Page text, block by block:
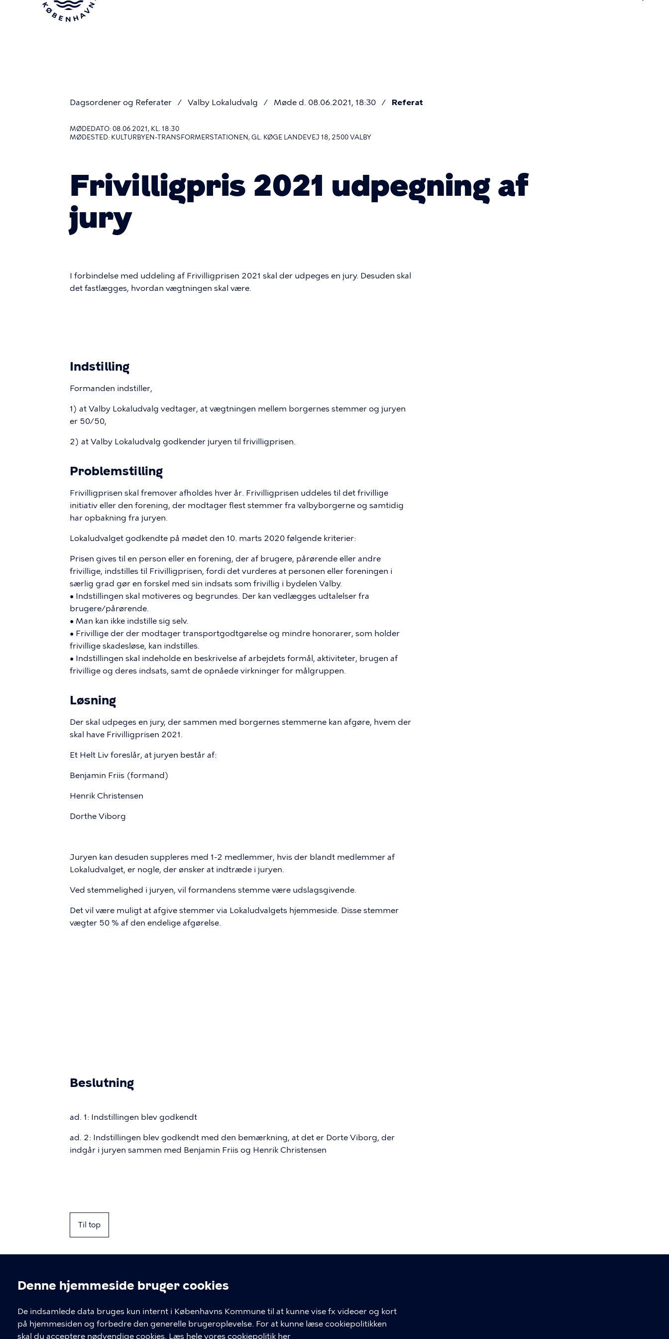
Cookieindstillinger
Denne hjemmeside bruger cookies
De indsamlede data bruges kun internt i Københavns Kommune til at kunne vise fx videoer og kort
på hjemmesiden og forbedre den generelle brugeroplevelse. For at kunne læse cookiepolitikken
skal du acceptere nødvendige cookies. Læs hele vores cookiepolitik her
Dagsordener og Referater Valby Lokaludvalg Møde d. 08.06.2021, 18:30 Referat
MØDEDATO: 08.06.2021, KL. 18:30
MØDESTED: KULTURBYEN-TRANSFORMERSTATIONEN, GL. KØGE LANDEVEJ 18, 2500 VALBY
Frivilligpris 2021 udpegning af
jury
I forbindelse med uddeling af Frivilligprisen 2021 skal der udpeges en jury. Desuden skal
det fastlægges, hvordan vægtningen skal være.
Indstilling
Formanden indstiller,
1) at Valby Lokaludvalg vedtager, at vægtningen mellem borgernes stemmer og juryen
er 50/50,
2) at Valby Lokaludvalg godkender juryen til frivilligprisen.
Problemstilling
Frivilligprisen skal fremover afholdes hver år. Frivilligprisen uddeles til det frivillige
initiativ eller den forening, der modtager flest stemmer fra valbyborgerne og samtidig
har opbakning fra juryen.
Lokaludvalget godkendte på mødet den 10. marts 2020 følgende kriterier:
Prisen gives til en person eller en forening, der af brugere, pårørende eller andre
frivillige, indstilles til Frivilligprisen, fordi det vurderes at personen eller foreningen i
særlig grad gør en forskel med sin indsats som frivillig i bydelen Valby.
• Indstillingen skal motiveres og begrundes. Der kan vedlægges udtalelser fra
brugere/pårørende.
• Man kan ikke indstille sig selv.
• Frivillige der der modtager transportgodtgørelse og mindre honorarer, som holder
frivillige skadesløse, kan indstilles.
• Indstillingen skal indeholde en beskrivelse af arbejdets formål, aktiviteter, brugen af
frivillige og deres indsats, samt de opnåede virkninger for målgruppen.
Løsning
Der skal udpeges en jury, der sammen med borgernes stemmerne kan afgøre, hvem der
skal have Frivilligprisen 2021.
Et Helt Liv foreslår, at juryen består af:
Benjamin Friis (formand)
Henrik Christensen
Dorthe Viborg
Juryen kan desuden suppleres med 1-2 medlemmer, hvis der blandt medlemmer af
Lokaludvalget, er nogle, der ønsker at indtræde i juryen.
Ved stemmelighed i juryen, vil formandens stemme være udslagsgivende.
Det vil være muligt at afgive stemmer via Lokaludvalgets hjemmeside. Disse stemmer
vægter 50 % af den endelige afgørelse.
Beslutning
ad. 1: Indstillingen blev godkendt
ad. 2: Indstillingen blev godkendt med den bemærkning, at det er Dorte Viborg, der
indgår i juryen sammen med Benjamin Friis og Henrik Christensen
Til top
Kontakt Københavns Kommune GENVEJE